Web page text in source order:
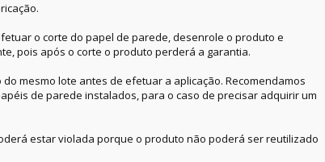
o corte do papel de parede, desenrole o produto e
pois após o corte o produto perderá a garantia.
mesmo lote antes de efetuar a aplicação. Recomendamos
de parede instalados, para o caso de precisar adquirir um
estar violada porque o produto não poderá ser reutilizado